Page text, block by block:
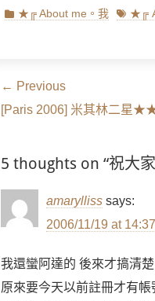
Categories
★╔ About me。我 Tags
★╔
文
章
覽
← Previous
Previous
[Paris 2006] 米其林二星
5 thoughts on “祝大
amarylliss says:
2006/11/19 at
我還蠻阿達的 後來才搞清楚
原來要今天以前註冊才有帳